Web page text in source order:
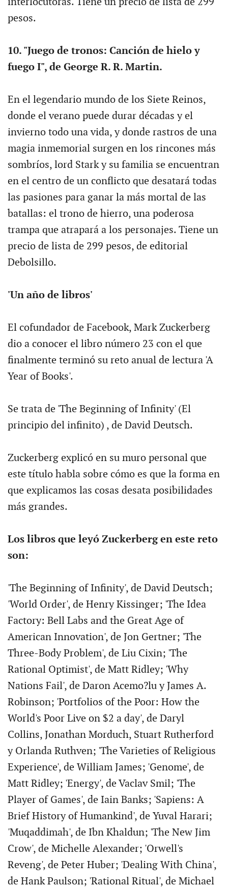
pesos.
10. "Juego de tronos: Canción de hielo y
fuego I", de George R. R. Martin.
En el legendario mundo de los Siete Reinos,
donde el verano puede durar décadas y el
invierno todo una vida, y donde rastros de una
magia inmemorial surgen en los rincones más
sombríos, lord Stark y su familia se encuentran
en el centro de un conflicto que desatará todas
las pasiones para ganar la más mortal de las
batallas: el trono de hierro, una poderosa
trampa que atrapará a los personajes. Tiene un
precio de lista de 299 pesos, de editorial
Debolsillo.
'Un año de libros'
El cofundador de Facebook, Mark Zuckerberg
dio a conocer el libro número 23 con el que
finalmente terminó su reto anual de lectura 'A
Year of Books'.
Se trata de 'The Beginning of Infinity' (El
principio del infinito) , de David Deutsch.
Zuckerberg explicó en su muro personal que
este título habla sobre cómo es que la forma en
que explicamos las cosas desata posibilidades
más grandes.
Los libros que leyó Zuckerberg en este reto
son:
'The Beginning of Infinity', de David Deutsch;
'World Order', de Henry Kissinger; 'The Idea
Factory: Bell Labs and the Great Age of
American Innovation', de Jon Gertner; 'The
Three-Body Problem', de Liu Cixin; 'The
Rational Optimist', de Matt Ridley; 'Why
Nations Fail', de Daron Acemo?lu y James A.
Robinson; 'Portfolios of the Poor: How the
World's Poor Live on $2 a day', de Daryl
Collins, Jonathan Morduch, Stuart Rutherford
y Orlanda Ruthven; 'The Varieties of Religious
Experience', de William James; 'Genome', de
Matt Ridley; 'Energy', de Vaclav Smil; 'The
Player of Games', de Iain Banks; 'Sapiens: A
Brief History of Humankind', de Yuval Harari;
'Muqaddimah', de Ibn Khaldun; 'The New Jim
Crow', de Michelle Alexander; 'Orwell's
Reveng', de Peter Huber; 'Dealing With China',
de Hank Paulson; 'Rational Ritual', de Michael